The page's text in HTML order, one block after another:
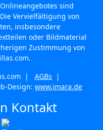
sind
Vervielfältigung von
insbesondere
oder Bildmaterial
Zustimmung von
| AGBs |
Design: www.imara.de
Kontakt